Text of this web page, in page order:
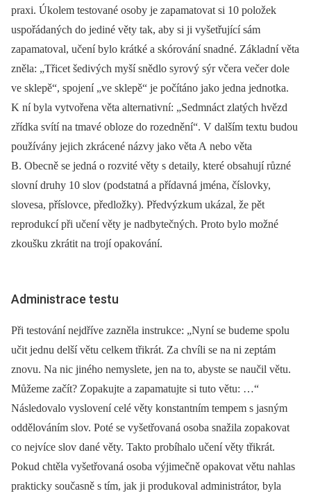
praxi. Úkolem testované osoby je zapamatovat si 10 položek
uspořádaných do jediné věty tak, aby si ji vyšetřující sám
zapamatoval, učení bylo krátké a skórování snadné. Základní věta
zněla: „Třicet šedivých myší snědlo syrový sýr včera večer dole
ve sklepě“, spojení „ve sklepě“ je počítáno jako jedna jednotka.
K ní byla vytvořena věta alternativní: „Sedmnáct zlatých hvězd
zřídka svítí na tmavé obloze do rozednění“. V dalším textu budou
používány jejich zkrácené názvy jako věta A nebo věta
B. Obecně se jedná o rozvité věty s detaily, které obsahují různé
slovní druhy 10 slov (podstatná a přídavná jména, číslovky,
slovesa, příslovce, předložky). Předvýzkum ukázal, že pět
reprodukcí při učení věty je nadbytečných. Proto bylo možné
zkoušku zkrátit na trojí opakování.
Administrace testu
Při testování nejdříve zazněla instrukce: „Nyní se budeme spolu
učit jednu delší větu celkem třikrát. Za chvíli se na ni zeptám
znovu. Na nic jiného nemyslete, jen na to, abyste se naučil větu.
Můžeme začít? Zopakujte a zapamatujte si tuto větu: …“
Následovalo vyslovení celé věty konstantním tempem s jasným
oddělováním slov. Poté se vyšetřovaná osoba snažila zopakovat
co nejvíce slov dané věty. Takto probíhalo učení věty třikrát.
Pokud chtěla vyšetřovaná osoba výjimečně opakovat větu nahlas
prakticky současně s tím, jak ji produkoval administrátor, byla